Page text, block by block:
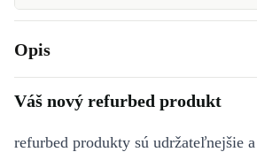
Opis
Váš nový refurbed produkt
refurbed produkty sú udržateľnejšie